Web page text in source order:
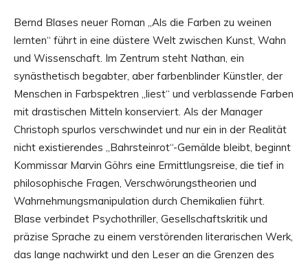
Bernd Blases neuer Roman „Als die Farben zu weinen
lernten“ führt in eine düstere Welt zwischen Kunst, Wahn
und Wissenschaft. Im Zentrum steht Nathan, ein
synästhetisch begabter, aber farbenblinder Künstler, der
Menschen in Farbspektren „liest“ und verblassende Farben
mit drastischen Mitteln konserviert. Als der Manager
Christoph spurlos verschwindet und nur ein in der Realität
nicht existierendes „Bahrsteinrot“-Gemälde bleibt, beginnt
Kommissar Marvin Göhrs eine Ermittlungsreise, die tief in
philosophische Fragen, Verschwörungstheorien und
Wahrnehmungsmanipulation durch Chemikalien führt.
Blase verbindet Psychothriller, Gesellschaftskritik und
präzise Sprache zu einem verstörenden literarischen Werk,
das lange nachwirkt und den Leser an die Grenzen des